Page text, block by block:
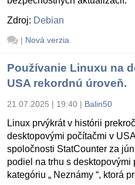
Zdroj: Debian
| Nová verzia
Používanie Linuxu na
USA rekordnú úroveň.
21.07.2025 | 19:40 | Balin50
Linux prvýkrát v histórii
desktopovými počítačmi v
spoločnosti StatCounter za
podiel na trhu s desktopovými
kategóriu „ Neznámy “, ktorá